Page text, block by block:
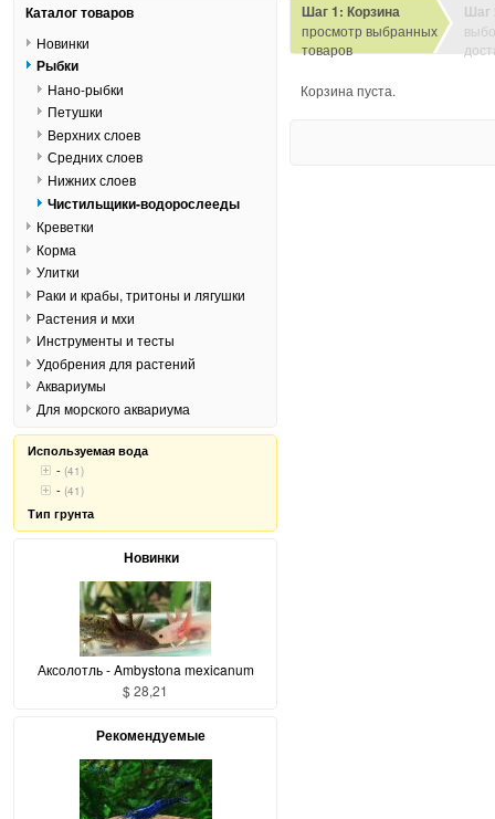
Шаг 1: Корзина
просмотр выбранных
товаров
Шаг
Корзина пуста.
Каталог товаров
Новинки
Рыбки
Нано-рыбки
Петушки
Верхних слоев
Средних слоев
Нижних слоев
Чистильщики-водорослееды
Креветки
Корма
Улитки
Раки и крабы, тритоны и лягушки
Растения и мхи
Инструменты и тесты
Удобрения для растений
Аквариумы
Для морского аквариума
Используемая вода
- (41)
- (41)
Тип грунта
Новинки
Аксолотль - Ambystona mexicanum
$ 28,21
Рекомендуемые